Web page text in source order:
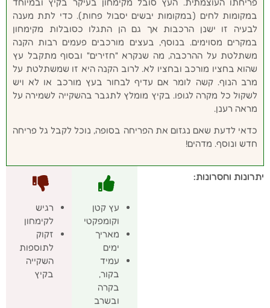
במקומות לחים (במקומות יבשים יסבול פחות). כדי לתת מענה
לבעיה זו ישנן הרכבות אך גם הן התגלו כסובלות מקימחון
במקרים מסוימים. בנוסף, בעצים מורכבים פעמים רבות הקנה
משתלטת על ההרכבה, מה שנקרא "חזירים" ובסוף מתקבל עץ
שהוא בחציו מורכב ובחציו לא. לרוב הקנה היא זו שמשתלטת על
מרב הנוף. קשה לומר אם עדיף לבחור בעץ מורכב או לא ויש
לשקול כל מקרה לגופו. בקיץ מומלץ לתגבר בהשקייה לשמירה על
מראה רענן.
כדאי לדעת שאם נגזום את הפריחה בסופה, נוכל לקבל גל פריחה
חדש ונוסף. מדהים!
יתרונות וחסרונות:
עץ קטן
וקומפקטי
מאריך
ימים
עמיד
בקור,
בקרה
ובשרב
רגיש
לקימחון
זקוק
לתוספות
השקייה
בקיץ